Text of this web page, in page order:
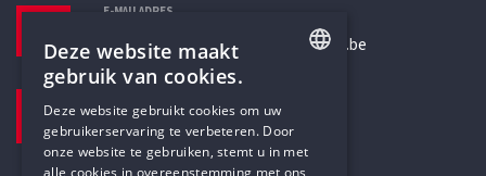
E-MAILADRES
secretariaat@humanistischverbond.be
Pottenbrug 4
Antwerpen, 2000
DUTCH
Deze website maakt
gebruik van cookies.
Deze website gebruikt cookies om uw
gebruikerservaring te verbeteren. Door
onze website te gebruiken, stemt u in met
alle cookies in overeenstemming met ons